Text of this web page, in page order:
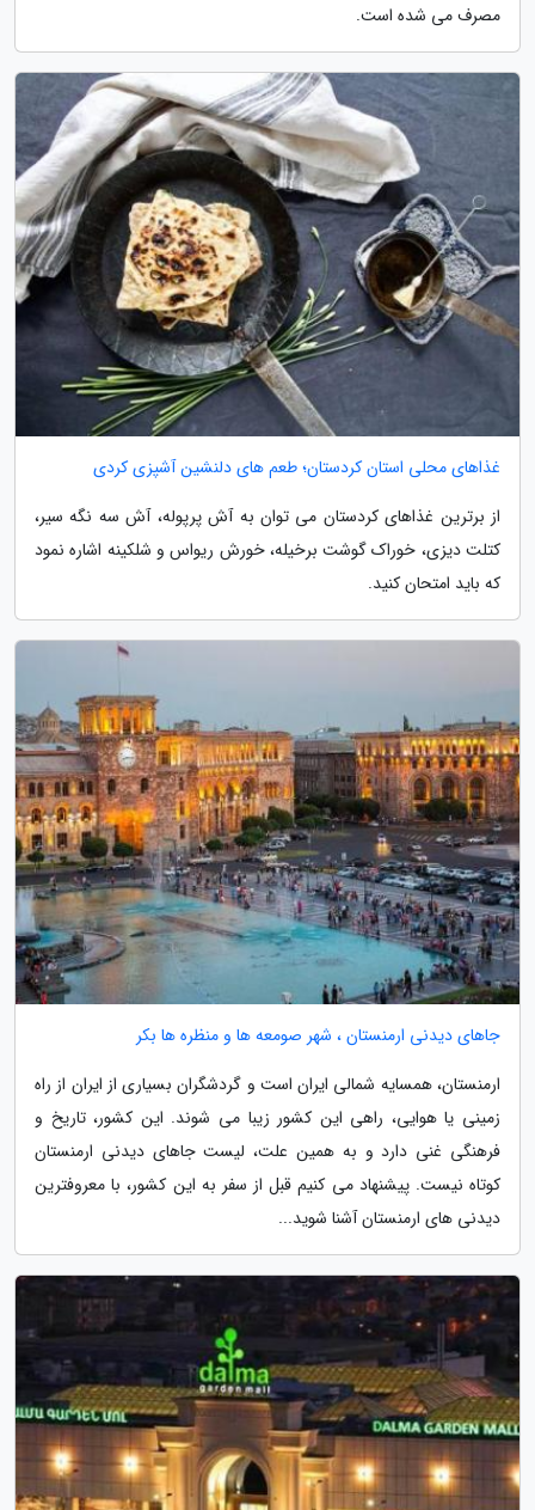
مصرف می شده است.
غذاهای محلی استان کردستان؛ طعم های دلنشین آشپزی کردی
از برترین غذاهای کردستان می توان به آش پرپوله، آش سه نگه سیر،
کتلت دیزی، خوراک گوشت برخیله، خورش ریواس و شلکینه اشاره نمود
که باید امتحان کنید.
جاهای دیدنی ارمنستان ، شهر صومعه ها و منظره ها بکر
ارمنستان، همسایه شمالی ایران است و گردشگران بسیاری از ایران از راه
زمینی یا هوایی، راهی این کشور زیبا می شوند. این کشور، تاریخ و
فرهنگی غنی دارد و به همین علت، لیست جاهای دیدنی ارمنستان
کوتاه نیست. پیشنهاد می کنیم قبل از سفر به این کشور، با معروفترین
دیدنی های ارمنستان آشنا شوید...